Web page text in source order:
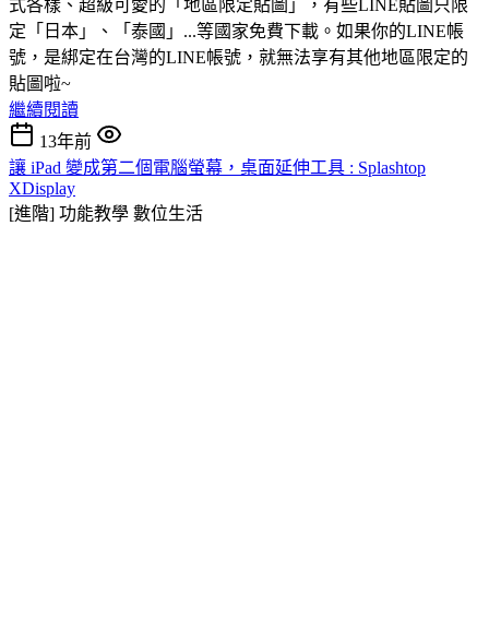
式各樣、超級可愛的「地區限定貼圖」，有些LINE貼圖只限
定「日本」、「泰國」...等國家免費下載。如果你的LINE帳
號，是綁定在台灣的LINE帳號，就無法享有其他地區限定的
貼圖啦~
繼續閱讀
13年前
讓 iPad 變成第二個電腦螢幕，桌面延伸工具 : Splashtop
XDisplay
[進階] 功能教學 數位生活